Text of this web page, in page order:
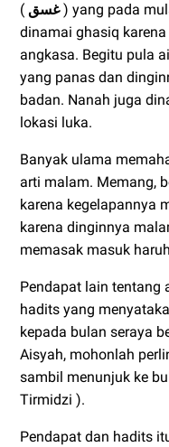
( غسق) yang pada
dinamai ghasiq
angkasa. Begitu pula
yang panas dan
badan. Nanah juga
lokasi luka.
Banyak ulama
arti malam. Memang,
karena kegelapannya
karena dinginnya
memasak masuk
Pendapat lain tentang
hadits yang
kepada bulan seraya
Aisyah, mohonlah
sambil menunjuk ke
Tirmidzi ).
Pendapat dan hadits